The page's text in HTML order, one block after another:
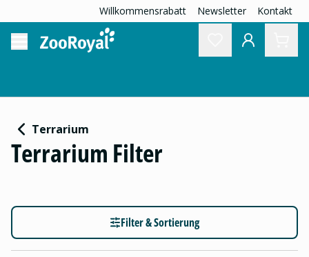
Willkommensrabatt Newsletter Kontakt
Terrarium
Terrarium Filter
Filter & Sortierung